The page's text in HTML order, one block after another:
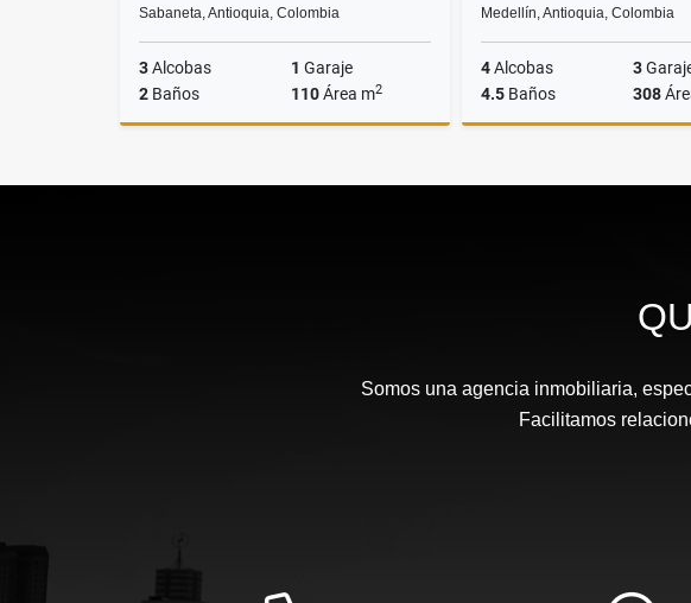
Sabaneta, Antioquia, Colombia
3Alcobas 1 Garaje
2 Baños 110Área m2
$4.000.000
Medellín, Antioquia, Colombia
4Alcobas 3
4.5 Baños 308
$40.000.000
Somos una agencia inmobiliaria,
Facilitamos